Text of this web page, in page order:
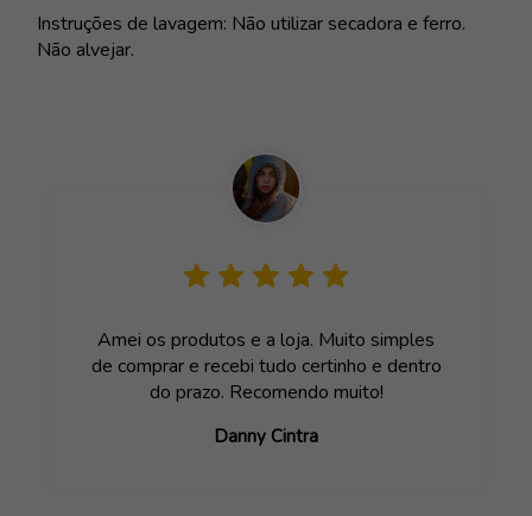
Instruções de lavagem: Não utilizar secadora e ferro.
Não alvejar.
Amei os produtos e a loja. Muito simples
de comprar e recebi tudo certinho e dentro
do prazo. Recomendo muito!
Danny Cintra